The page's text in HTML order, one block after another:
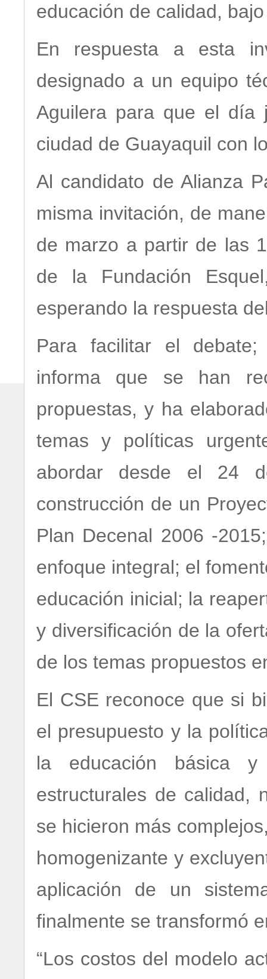
educación de calidad,
En respuesta a esta
designado a un equipo
Aguilera para que el día
ciudad de Guayaquil con
Al candidato de Alianza
misma invitación, de
de marzo a partir de las
de la Fundación
esperando la respuesta
Para facilitar el
informa que se han
propuestas, y ha
temas y políticas
abordar desde el 24
construcción de un
Plan Decenal 2006 -
enfoque integral; el
educación inicial; la
y diversificación de la
de los temas propuestos
El CSE reconoce que si
el presupuesto y la
la educación básica y
estructurales de calidad,
se hicieron más
homogenizante y
aplicación de un
finalmente se transformó
“Los costos del modelo